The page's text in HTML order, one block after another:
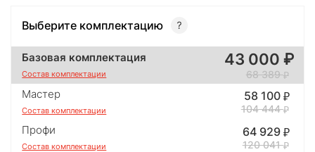
Выберите комплектацию
Базовая комплектация
Состав комплектации
43 000
68 389
Мастер
Состав комплектации
58 100
104 444
Профи
Состав комплектации
64 929
120 041